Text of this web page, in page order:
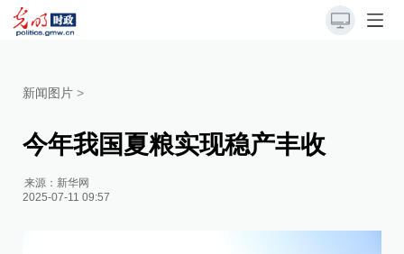
新闻图片 >
今年我国夏粮实现稳产丰收
来源： 新华网
2025-07-11 09:57